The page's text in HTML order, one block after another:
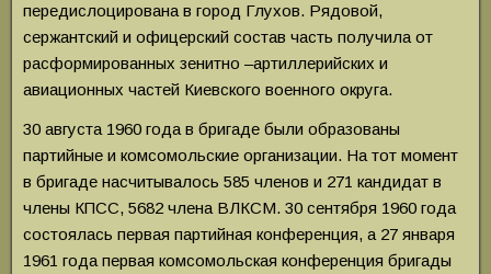
передислоцирована в город Глухов. Рядовой,
сержантский и офицерский состав часть получила от
расформированных зенитно –артиллерийских и
авиационных частей Киевского военного округа.
30 августа 1960 года в бригаде были образованы
партийные и комсомольские организации. На тот момент
в бригаде насчитывалось 585 членов и 271 кандидат в
члены КПСС, 5682 члена ВЛКСМ. 30 сентября 1960 года
состоялась первая партийная конференция, а 27 января
1961 года первая комсомольская конференция бригады